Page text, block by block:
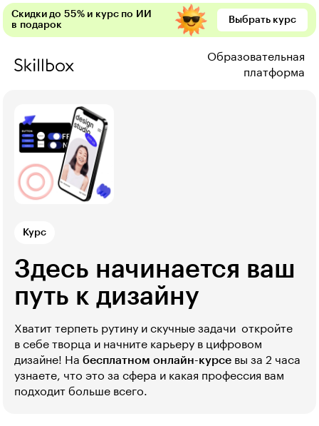
Скидки до 55% и курс по ИИ
в подарок
Выбрать курс
Образовательная
платформа
Курс
Здесь начинается ваш
путь к дизайну
Хватит терпеть рутину и скучные задачи  откройте
в себе творца и начните карьеру в цифровом
дизайне! На бесплатном онлайн-курсе вы за 2 часа
узнаете, что это за сфера и какая профессия вам
подходит больше всего.